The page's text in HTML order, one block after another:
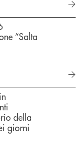
“Salta
della
giorni